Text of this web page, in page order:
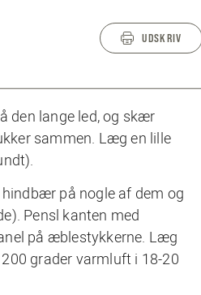
UDSKRIV
den lange led, og skær
sammen. Læg en lille
på nogle af dem og
Pensl kanten med
på æblestykkerne. Læg
grader varmluft i 18-20